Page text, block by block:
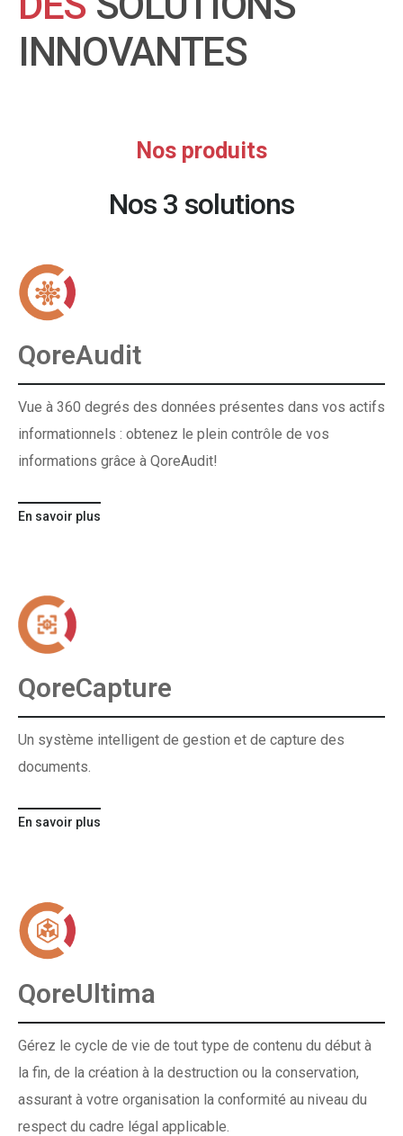
INNOVANTES
Nos produits
Nos 3 solutions
QoreAudit
Vue à 360 degrés des données présentes dans vos actifs
informationnels : obtenez le plein contrôle de vos
informations grâce à QoreAudit!
En savoir plus
QoreCapture
Un système intelligent de gestion et de capture des
documents.
En savoir plus
QoreUltima
Gérez le cycle de vie de tout type de contenu du début à
la fin, de la création à la destruction ou la conservation,
assurant à votre organisation la conformité au niveau du
respect du cadre légal applicable.